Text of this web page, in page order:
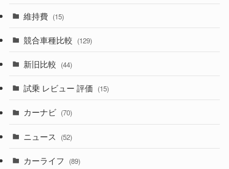
(357)
(328)
(194)
(230)
(253)
(85)
(84)
(14)
(222)
(50)
(43)
(6)
(58)
(28)
(27)
(3)
(3)
(5)
(1)
(5)
(7)
(5)
維持費 (15)
競合車種比較 (129)
新旧比較 (44)
試乗 レビュー 評価 (15)
カーナビ (70)
ニュース (52)
カーライフ (89)